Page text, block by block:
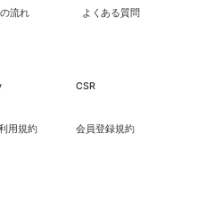
流れ よくある質問
CSR
用規約 会員登録規約